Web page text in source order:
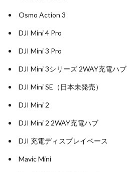
Osmo Action 3
DJI Mini 4 Pro
DJI Mini 3 Pro
DJI Mini 3シリーズ 2WAY充電ハブ
DJI Mini SE（日本未発売）
DJI Mini 2
DJI Mini 2 2WAY充電ハブ
DJI 充電ディスプレイベース
Mavic Mini